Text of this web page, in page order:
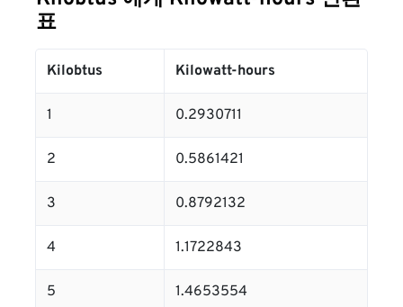
표
Kilobtus Kilowatt-hours
1 0.2930711
2 0.5861421
3 0.8792132
4 1.1722843
5 1.4653554